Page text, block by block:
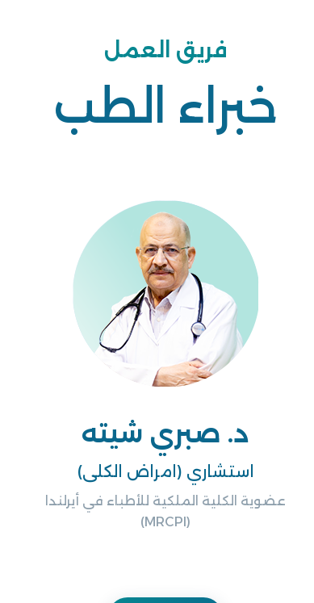
فريق العمل
خبراء الطب
د. صبري شيته
استشاري (امراض الكلى)
عضوية الكلية الملكية للأطباء في أيرلندا
(MRCPI)